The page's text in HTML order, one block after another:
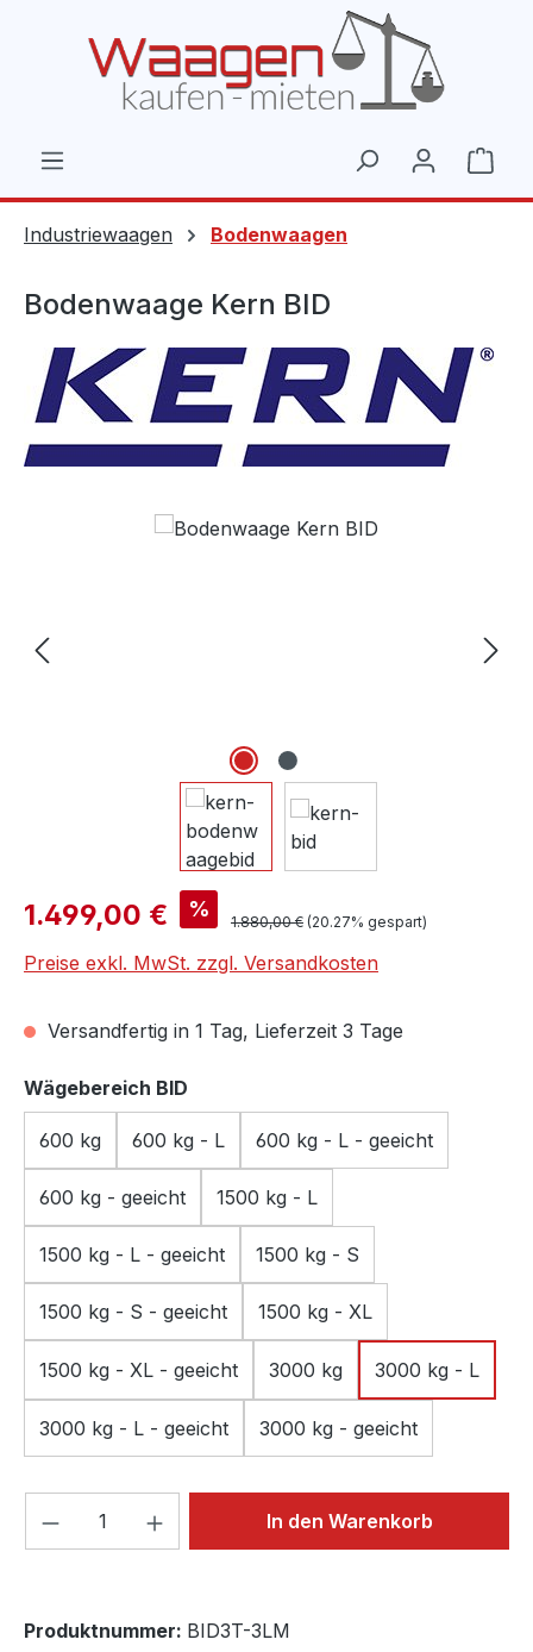
Industriewaagen Bodenwaagen
Bodenwaage Kern BID
Bildergalerie überspringen
Verkaufspreis:
1.499,00 € % Regulärer Preis:
1.880,00 € (20.27% gespart)
Preise exkl. MwSt. zzgl. Versandkosten
Versandfertig in 1 Tag, Lieferzeit 3 Tage
Wägebereich BID
600 kg 600 kg - L 600 kg - L - geeicht
600 kg - geeicht 1500 kg - L
1500 kg - L - geeicht 1500 kg - S
1500 kg - S - geeicht 1500 kg - XL
1500 kg - XL - geeicht 3000 kg 3000 kg - L
3000 kg - L - geeicht 3000 kg - geeicht
Produkt Anzahl: Gib denIn den Warenkorb
Produktnummer: BID3T-3LM